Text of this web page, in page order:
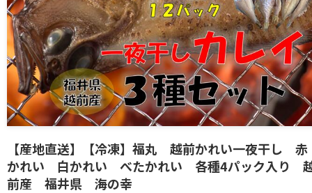
【産地直送】【冷凍】福丸 越前かれい一夜干し 赤
かれい 白かれい べたかれい 各種4パック入り
前産 福井県 海の幸